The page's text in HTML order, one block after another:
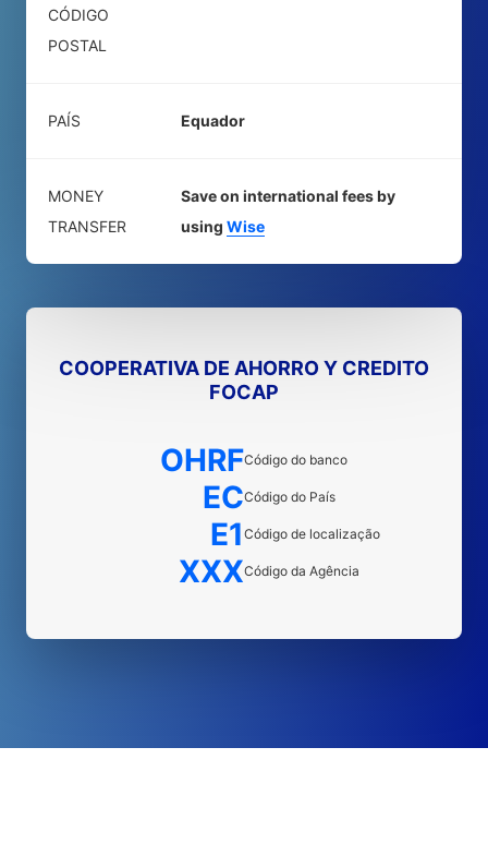
CÓDIGO
POSTAL
PAÍS Equador
MONEY
TRANSFER
Save on international fees by
using Wise
COOPERATIVA DE AHORRO Y CREDITO
FOCAP
OHRFCódigo do banco
ECCódigo do País
E1 Código de localização
XXXCódigo da Agência